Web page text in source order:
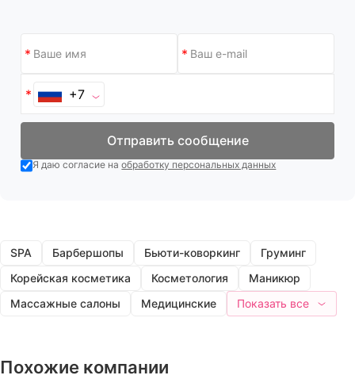
+7
Отправить сообщение
Я даю согласие наобработку персональных данных
SPA Барбершопы Бьюти-коворкинг
Груминг
Корейская косметика
Косметология
Маникюр
Массажные салоны
Медицинские Показать все
Похожие компании